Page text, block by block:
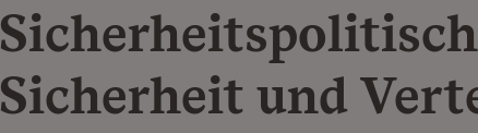
Sicherheit und